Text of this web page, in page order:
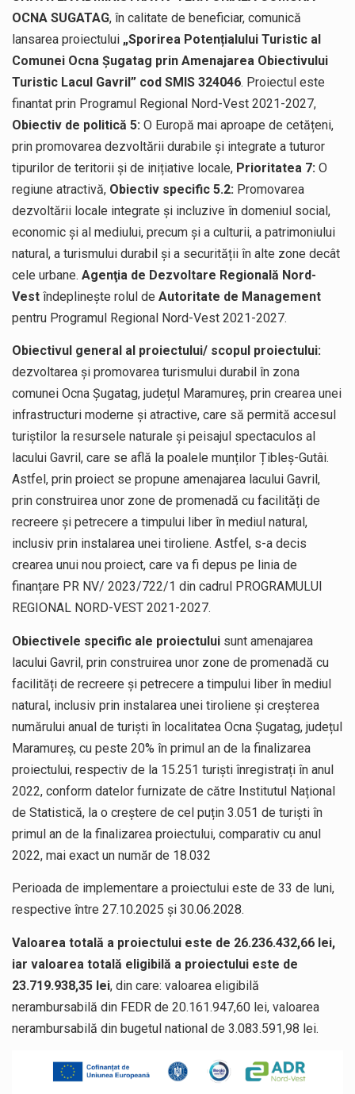
OCNA SUGATAG, în calitate de beneficiar, comunică
lansarea proiectului „Sporirea Potențialului Turistic al
Comunei Ocna Șugatag prin Amenajarea Obiectivului
Turistic Lacul Gavril” cod SMIS 324046. Proiectul este
finantat prin Programul Regional Nord-Vest 2021-2027,
Obiectiv de politică 5: O Europă mai aproape de cetățeni,
prin promovarea dezvoltării durabile și integrate a tuturor
tipurilor de teritorii și de inițiative locale, Prioritatea 7: O
regiune atractivă, Obiectiv specific 5.2: Promovarea
dezvoltării locale integrate și incluzive în domeniul social,
economic și al mediului, precum și a culturii, a patrimoniului
natural, a turismului durabil și a securității în alte zone decât
cele urbane. Agenţia de Dezvoltare Regională Nord-
Vest îndeplinește rolul de Autoritate de Management
pentru Programul Regional Nord-Vest 2021-2027.
Obiectivul general al proiectului/ scopul proiectului:
dezvoltarea și promovarea turismului durabil în zona
comunei Ocna Șugatag, județul Maramureș, prin crearea unei
infrastructuri moderne și atractive, care să permită accesul
turiștilor la resursele naturale și peisajul spectaculos al
lacului Gavril, care se află la poalele munților Țibleș-Gutâi.
Astfel, prin proiect se propune amenajarea lacului Gavril,
prin construirea unor zone de promenadă cu facilități de
recreere și petrecere a timpului liber în mediul natural,
inclusiv prin instalarea unei tiroliene. Astfel, s-a decis
crearea unui nou proiect, care va fi depus pe linia de
finanțare PR NV/ 2023/722/1 din cadrul PROGRAMULUI
REGIONAL NORD-VEST 2021-2027.
Obiectivele specific ale proiectului sunt amenajarea
lacului Gavril, prin construirea unor zone de promenadă cu
facilități de recreere și petrecere a timpului liber în mediul
natural, inclusiv prin instalarea unei tiroliene și creșterea
numărului anual de turiști în localitatea Ocna Șugatag, județul
Maramureș, cu peste 20% în primul an de la finalizarea
proiectului, respectiv de la 15.251 turiști înregistrați în anul
2022, conform datelor furnizate de către Institutul Național
de Statistică, la o creștere de cel puțin 3.051 de turiști în
primul an de la finalizarea proiectului, comparativ cu anul
2022, mai exact un număr de 18.032
Perioada de implementare a proiectului este de 33 de luni,
respective între 27.10.2025 și 30.06.2028.
Valoarea totală a proiectului este de 26.236.432,66 lei,
iar valoarea totală eligibilă a proiectului este de
23.719.938,35 lei, din care: valoarea eligibilă
nerambursabilă din FEDR de 20.161.947,60 lei, valoarea
nerambursabilă din bugetul national de 3.083.591,98 lei.